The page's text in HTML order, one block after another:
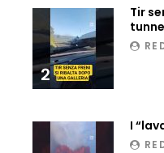
Parco
Auto fuori
tragedia a
2
Tir
I